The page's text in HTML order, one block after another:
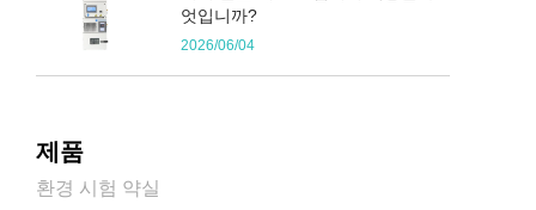
엇입니까?
2026/06/04
제품
환경 시험 약실